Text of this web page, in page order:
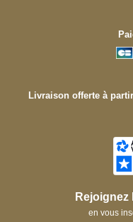
Livraison offerte à
Rejoignez
en vous